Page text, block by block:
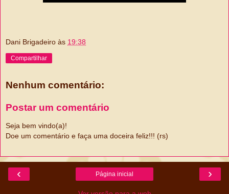
Dani Brigadeiro às 19:38
Compartilhar
Nenhum comentário:
Postar um comentário
Seja bem vindo(a)!
Doe um comentário e faça uma doceira feliz!!! (rs)
‹ ›
Página inicial